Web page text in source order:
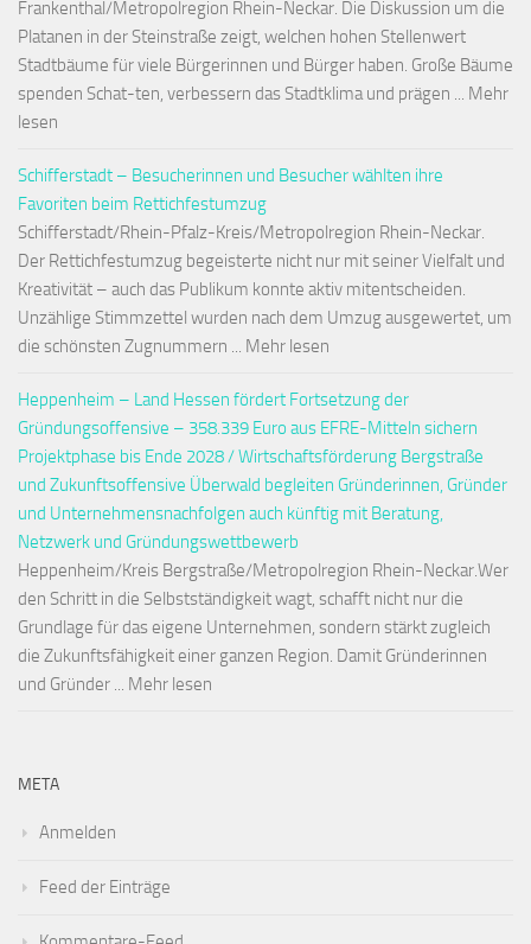
Frankenthal/Metropolregion Rhein-Neckar. Die Diskussion um die
Platanen in der Steinstraße zeigt, welchen hohen Stellenwert
Stadtbäume für viele Bürgerinnen und Bürger haben. Große Bäume
spenden Schat-ten, verbessern das Stadtklima und prägen ... Mehr
lesen
Schifferstadt – Besucherinnen und Besucher wählten ihre
Favoriten beim Rettichfestumzug
Schifferstadt/Rhein-Pfalz-Kreis/Metropolregion Rhein-Neckar.
Der Rettichfestumzug begeisterte nicht nur mit seiner Vielfalt und
Kreativität – auch das Publikum konnte aktiv mitentscheiden.
Unzählige Stimmzettel wurden nach dem Umzug ausgewertet, um
die schönsten Zugnummern ... Mehr lesen
Heppenheim – Land Hessen fördert Fortsetzung der
Gründungsoffensive – 358.339 Euro aus EFRE-Mitteln sichern
Projektphase bis Ende 2028 / Wirtschaftsförderung Bergstraße
und Zukunftsoffensive Überwald begleiten Gründerinnen, Gründer
und Unternehmensnachfolgen auch künftig mit Beratung,
Netzwerk und Gründungswettbewerb
Heppenheim/Kreis Bergstraße/Metropolregion Rhein-Neckar.Wer
den Schritt in die Selbstständigkeit wagt, schafft nicht nur die
Grundlage für das eigene Unternehmen, sondern stärkt zugleich
die Zukunftsfähigkeit einer ganzen Region. Damit Gründerinnen
und Gründer ... Mehr lesen
META
Anmelden
Feed der Einträge